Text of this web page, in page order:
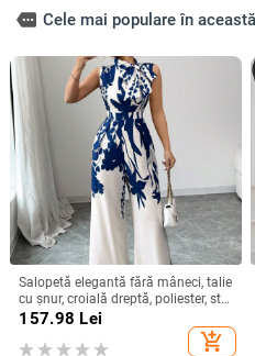
more Cele mai populare în
Salopetă elegantă fără mâneci, talie
cu șnur, croială dreptă, poliester, stil
urban elegant, primăvară-vară 2025
157.98 Lei
add_shopping_cart